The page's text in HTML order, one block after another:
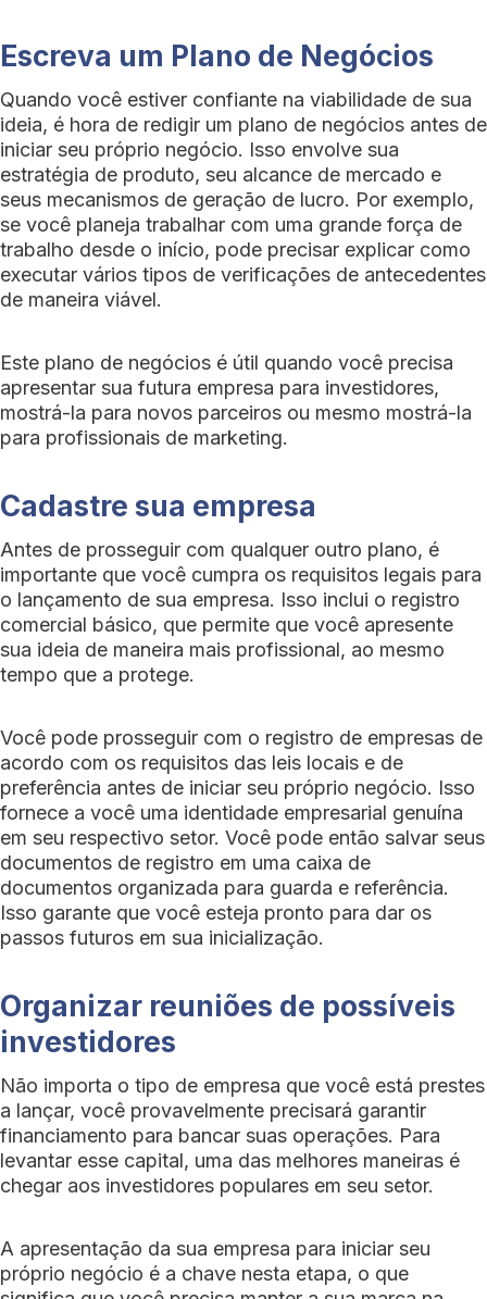
Escreva um Plano de Negócios
Quando você estiver confiante na viabilidade de sua
ideia, é hora de redigir um plano de negócios antes de
iniciar seu próprio negócio. Isso envolve sua
estratégia de produto, seu alcance de mercado e
seus mecanismos de geração de lucro. Por exemplo,
se você planeja trabalhar com uma grande força de
trabalho desde o início, pode precisar explicar como
executar vários tipos de verificações de antecedentes
de maneira viável.
Este plano de negócios é útil quando você precisa
apresentar sua futura empresa para investidores,
mostrá-la para novos parceiros ou mesmo mostrá-la
para profissionais de marketing.
Cadastre sua empresa
Antes de prosseguir com qualquer outro plano, é
importante que você cumpra os requisitos legais para
o lançamento de sua empresa. Isso inclui o registro
comercial básico, que permite que você apresente
sua ideia de maneira mais profissional, ao mesmo
tempo que a protege.
Você pode prosseguir com o registro de empresas de
acordo com os requisitos das leis locais e de
preferência antes de iniciar seu próprio negócio. Isso
fornece a você uma identidade empresarial genuína
em seu respectivo setor. Você pode então salvar seus
documentos de registro em uma caixa de
documentos organizada para guarda e referência.
Isso garante que você esteja pronto para dar os
passos futuros em sua inicialização.
Organizar reuniões de possíveis
investidores
Não importa o tipo de empresa que você está prestes
a lançar, você provavelmente precisará garantir
financiamento para bancar suas operações. Para
levantar esse capital, uma das melhores maneiras é
chegar aos investidores populares em seu setor.
A apresentação da sua empresa para iniciar seu
próprio negócio é a chave nesta etapa, o que